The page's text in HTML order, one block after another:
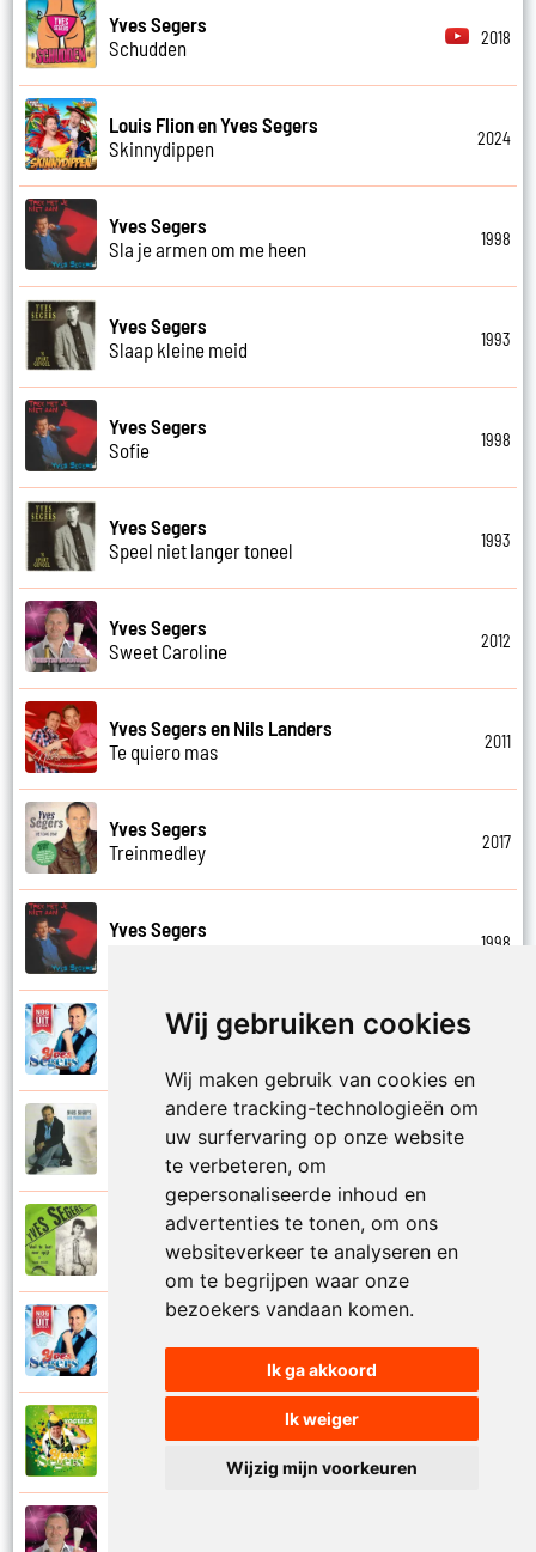
Wij gebruiken cookies
Wij maken gebruik van cookies en
andere tracking-technologieën om
uw surfervaring op onze website
te verbeteren, om
gepersonaliseerde inhoud en
advertenties te tonen, om ons
websiteverkeer te analyseren en
om te begrijpen waar onze
bezoekers vandaan komen.
Ik ga akkoord
Ik weiger
Wijzig mijn voorkeuren
Yves Segers
Schudden
2018
Louis Flion en Yves Segers
Skinnydippen
2024
Yves Segers
Sla je armen om me heen
1998
Yves Segers
Slaap kleine meid
1993
Yves Segers
Sofie
1998
Yves Segers
Speel niet langer toneel
1993
Yves Segers
Sweet Caroline
2012
Yves Segers en Nils Landers
Te quiero mas
2011
Yves Segers
Treinmedley
2017
Yves Segers
1998
Yves Segers
Yves Segers
Vaarwel verleden
Yves Segers
Veel te laat voor spijt
Verdomd ik mis je